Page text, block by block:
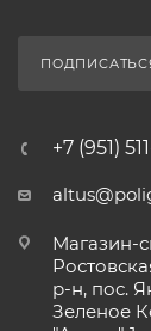
+7 (951)
Магазин-
р-н, пос.
Зеленое